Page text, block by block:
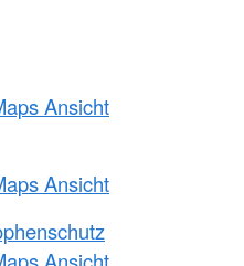
Ansicht
Ansicht
Ansicht